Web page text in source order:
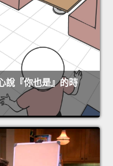
說『你也是』的時